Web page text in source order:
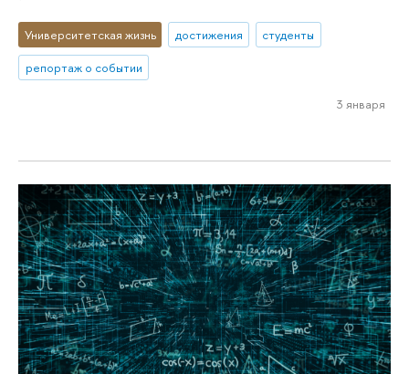
Университетская жизнь достижения
студенты
репортаж о событии
3 января